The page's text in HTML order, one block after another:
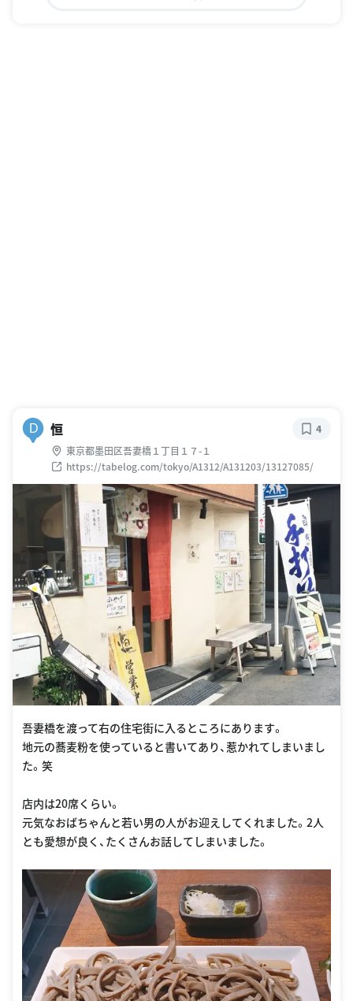
D 恒
東京都墨田区吾妻橋１丁目１７-１
https://tabelog.com/tokyo/A1312/A131203/13127085/
4
吾妻橋を渡って右の住宅街に入るところにあります。
地元の蕎麦粉を使っていると書いてあり、惹かれてしまいまし
た。笑
店内は20席くらい。
元気なおばちゃんと若い男の人がお迎えしてくれました。2人
とも愛想が良く、たくさんお話してしまいました。